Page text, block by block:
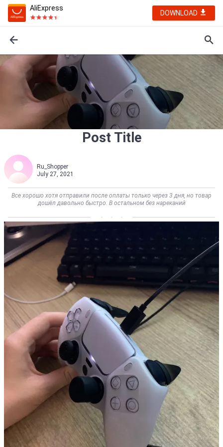
AliExpress
DOWNLOAD
Post Title
Ru_Shopper
July 27, 2021
Все хорошо хотя отправили после оплаты только через 3 дня, но товар
дошёл давольно быстро. В остальном без нареканий